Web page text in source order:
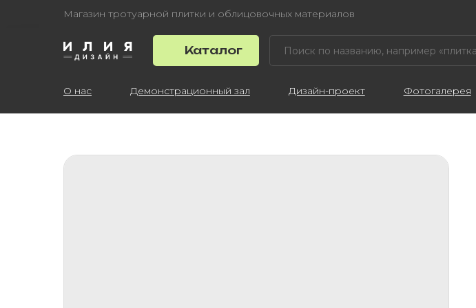
Магазин тротуарной плитки и облицовочных материалов
Каталог
О нас Демонстрационный зал Дизайн-проект Фотогалерея